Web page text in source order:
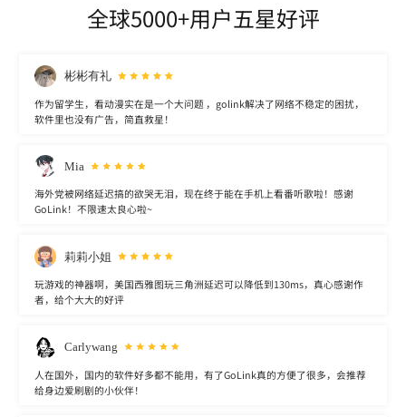
全球5000+用户五星好评
彬彬有礼
作为留学生，看动漫实在是一个大问题 ，golink解决了网络不稳定的困扰，
软件里也没有广告，简直救星！
Mia
海外党被网络延迟搞的欲哭无泪，现在终于能在手机上看番听歌啦！感谢
GoLink！不限速太良心啦~
莉莉小姐
玩游戏的神器啊，美国西雅图玩三角洲延迟可以降低到130ms，真心感谢作
者，给个大大的好评
Carlywang
人在国外，国内的软件好多都不能用，有了GoLink真的方便了很多，会推荐
给身边爱刷剧的小伙伴！